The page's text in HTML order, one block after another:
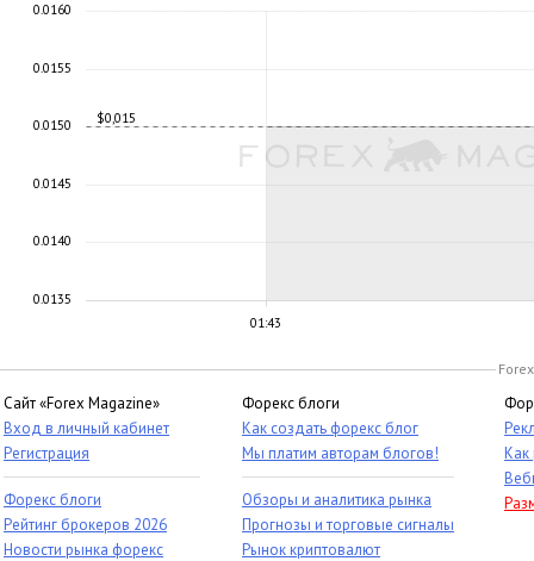
01:43
$0,015
0.0135
0.0140
0.0145
0.0150
0.0155
0.0160
Сайт «Forex Magazine»
Вход в личный кабинет
Регистрация
Форекс блоги
Рейтинг брокеров 2026
Новости рынка форекс
Форекс блоги
Как создать форекс блог
Мы платим авторам блогов!
Обзоры и аналитика рынка
Прогнозы и торговые сигналы
Рынок криптовалют
Как